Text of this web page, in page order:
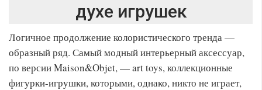
духе игрушек
Логичное продолжение колористического тренда —
образный ряд. Самый модный интерьерный аксессуар,
по версии Maison&Objet, — art toys, коллекционные
фигурки-игрушки, которыми, однако, никто не играет,